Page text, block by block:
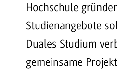
Hochschule
Studienangebote
Duales Studium
gemeinsame